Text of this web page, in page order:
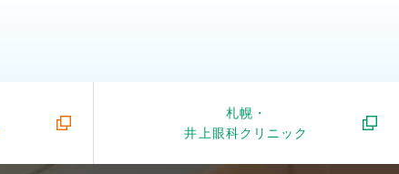
札幌・
井上眼科クリニック